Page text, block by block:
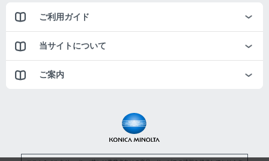
ご利用ガイド
当サイトについて
ご案内